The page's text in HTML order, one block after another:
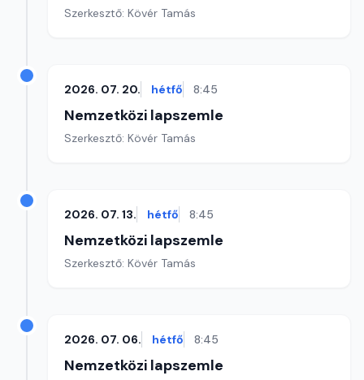
Szerkesztő: Kövér Tamás
2026. 07. 20. hétfő 8:45
Nemzetközi lapszemle
Szerkesztő: Kövér Tamás
2026. 07. 13. hétfő 8:45
Nemzetközi lapszemle
Szerkesztő: Kövér Tamás
2026. 07. 06. hétfő 8:45
Nemzetközi lapszemle